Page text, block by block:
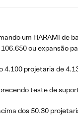
um HARAMI de
ou expansão
projetaria de
teste de
dos 50.30